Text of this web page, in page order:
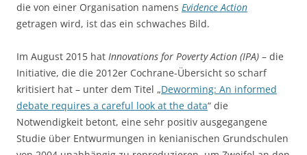
die von einer Organisation namens Evidence Action
getragen wird, ist das ein schwaches Bild.
Im August 2015 hat Innovations for Poverty Action (IPA) – die
Initiative, die die 2012er Cochrane-Übersicht so scharf
kritisiert hat – unter dem Titel „Deworming: An informed
debate requires a careful look at the data“ die
Notwendigkeit betont, eine sehr positiv ausgegangene
Studie über Entwurmungen in kenianischen Grundschulen